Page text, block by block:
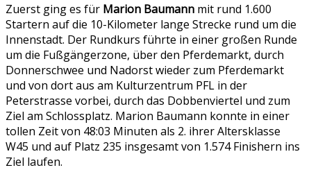
Zuerst ging es für Marion Baumann mit rund 1.600
Startern auf die 10-Kilometer lange Strecke rund um die
Innenstadt. Der Rundkurs führte in einer großen Runde
um die Fußgängerzone, über den Pferdemarkt, durch
Donnerschwee und Nadorst wieder zum Pferdemarkt
und von dort aus am Kulturzentrum PFL in der
Peterstrasse vorbei, durch das Dobbenviertel und zum
Ziel am Schlossplatz. Marion Baumann konnte in einer
tollen Zeit von 48:03 Minuten als 2. ihrer Altersklasse
W45 und auf Platz 235 insgesamt von 1.574 Finishern ins
Ziel laufen.